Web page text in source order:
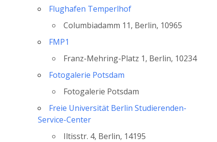
Flughafen Temperlhof
Columbiadamm 11, Berlin, 10965
FMP1
Franz-Mehring-Platz 1, Berlin, 10234
Fotogalerie Potsdam
Fotogalerie Potsdam
Freie Universität Berlin Studierenden-
Service-Center
Iltisstr. 4, Berlin, 14195